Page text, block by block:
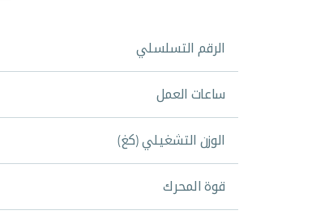
الرقم التسلسلي
ساعات العمل
الوزن التشغيلي (كغ)
قوة المحرك